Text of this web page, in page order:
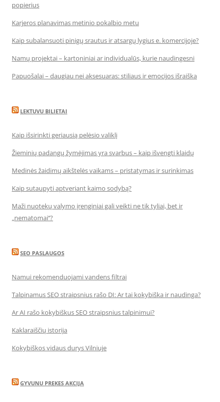
popierius
Karjeros planavimas metinio pokalbio metu
Kaip subalansuoti pinigų srautus ir atsargų lygius e. komercijoje?
Namų projektai – kartoniniai ar individualūs, kurie naudingesni
Papuošalai – daugiau nei aksesuaras: stiliaus ir emocijos išraiška
LEKTUVU BILIETAI
Kaip išsirinkti geriausią pelėsio valiklį
Žieminių padangų žymėjimas yra svarbus – kaip išvengti klaidų
Medinės žaidimų aikštelės vaikams – pristatymas ir surinkimas
Kaip sutaupyti aptveriant kaimo sodybą?
Maži nuotekų valymo įrenginiai gali veikti ne tik tyliai, bet ir
„nematomai‘‘?
SEO PASLAUGOS
Namui rekomenduojami vandens filtrai
Talpinamus SEO straipsnius rašo DI: Ar tai kokybiška ir naudinga?
Ar AI rašo kokybiškus SEO straipsnius talpinimui?
Kaklaraiščių istorija
Kokybiškos vidaus durys Vilniuje
GYVUNU PREKES AKCIJA